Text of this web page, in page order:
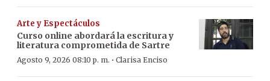
Arte y Espectáculos
Curso online abordará la escritura y
literatura comprometida de Sartre
Agosto 9, 2026 08:10 p. m. · Clarisa Enciso